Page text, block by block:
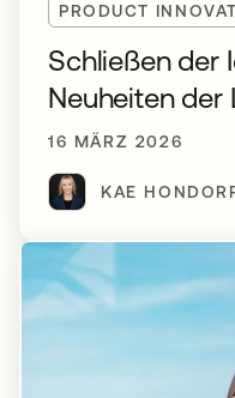
PRODUCT
Schließen der
Neuheiten der
16 MÄRZ 2026
KAE